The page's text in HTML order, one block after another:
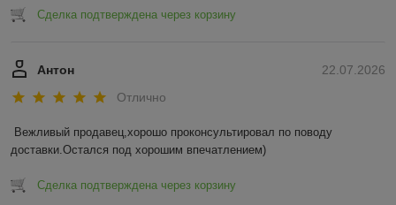
Сделка подтверждена через корзину
22.07.2026
Антон
Отлично
Вежливый продавец,хорошо проконсультировал по поводу
доставки.Остался под хорошим впечатлением)
Сделка подтверждена через корзину